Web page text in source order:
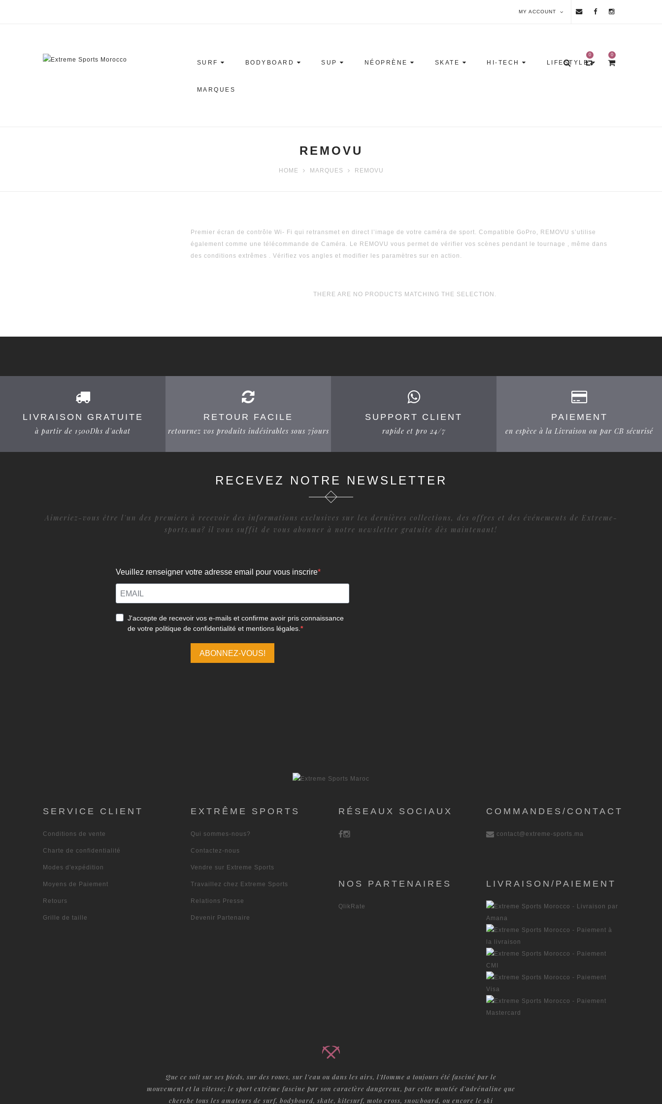
MY ACCOUNT
SURF BODYBOARD SUP NÉOPRÈNE SKATE HI-TECH LIFESTYLE
MARQUES
0
0
REMOVU
HOME MARQUES REMOVU
Premier écran de contrôle Wi- Fi qui retransmet en direct l’image de votre caméra de sport. Compatible GoPro, REMOVU s’utilise
également comme une télécommande de Caméra. Le REMOVU vous permet de vérifier vos scènes pendant le tournage , même dans
des conditions extrêmes . Vérifiez vos angles et modifier les paramètres sur en action.
THERE ARE NO PRODUCTS MATCHING THE SELECTION.
LIVRAISON GRATUITE
à partir de 1500Dhs d'achat
RETOUR FACILE
retournez vos produits indésirables sous 7jours
SUPPORT CLIENT
rapide et pro 24/7
PAIEMENT
en espèce à la Livraison ou par CB sécurisé
RECEVEZ NOTRE NEWSLETTER
Aimeriez-vous être l'un des premiers à recevoir des informations exclusives sur les dernières collections, des offres et des événements de Extreme-
sports.ma? il vous suffit de vous abonner à notre newsletter gratuite dès maintenant!
SERVICE CLIENT
Conditions de vente
Charte de confidentialité
Modes d'expédition
Moyens de Paiement
Retours
Grille de taille
EXTRÊME SPORTS
Qui sommes-nous?
Contactez-nous
Vendre sur Extreme Sports
Travaillez chez Extreme Sports
Relations Presse
Devenir Partenaire
RÉSEAUX SOCIAUX
NOS PARTENAIRES
QlikRate
COMMANDES/CONTACT
contact@extreme-sports.ma
LIVRAISON/PAIEMENT
Que ce soit sur ses pieds, sur des roues, sur l’eau ou dans les airs, l'Homme a toujours été fasciné par le
mouvement et la vitesse; le sport extrême fascine par son caractère dangereux, par cette montée d’adrénaline que
cherche tous les amateurs de surf, bodyboard, skate, kitesurf, moto cross, snowboard, ou encore le ski